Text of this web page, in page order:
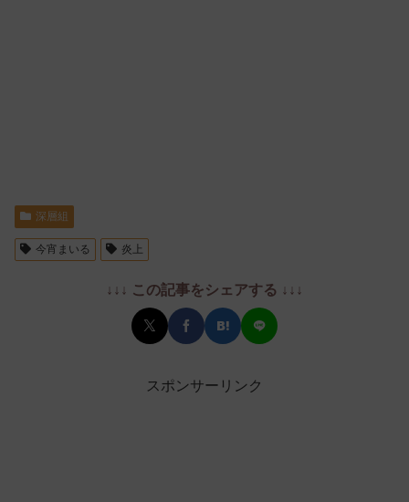
深層組
今宵まいる 炎上
↓↓↓ この記事をシェアする ↓↓↓
スポンサーリンク